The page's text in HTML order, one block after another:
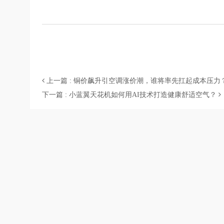
上一篇 : 铜价飙升引空调涨价潮，谁将率先扛起成本压力
下一篇 : 小蓝翼天花机如何用AI技术打造健康舒适空气？